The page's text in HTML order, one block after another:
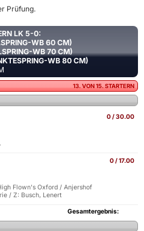
Prüfung.
LK 5-0:
WB 60 CM)
WB 70 CM)
WB 80 CM)
13. VON 15. STARTERN
0 / 30.00
0 / 17.00
Flown's Oxford / Anjershof
/ Z: Busch, Lenert
Gesamtergebnis: